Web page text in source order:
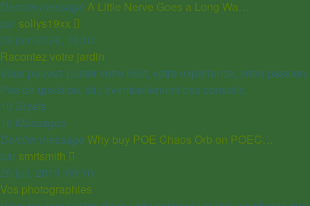
Dernier message A Little Nerve Goes a Long Wa…
par sollys19xx
le
dernier
message
29 juin 2026, 16:10
Racontez votre jardin
Vous pouvez poster votre récit, votre expérience, votre passion.
Pas de question, ici ; éventuellement des conseils.
10 Sujets
16 Messages
Dernier message Why buy POE Chaos Orb on POEC…
par smrtsmith
le
dernier
26 juil. 2019, 09:10
Vos photographies